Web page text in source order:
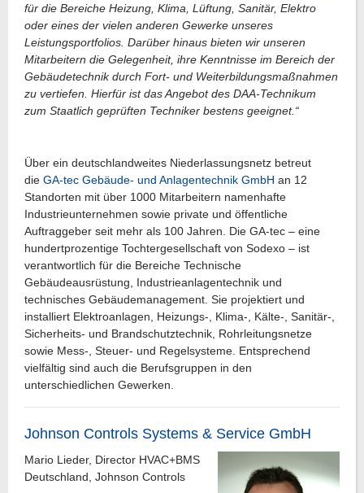
für die Bereiche Heizung, Klima, Lüftung, Sanitär, Elektro
oder eines der vielen anderen Gewerke unseres
Leistungsportfolios. Darüber hinaus bieten wir unseren
Mitarbeitern die Gelegenheit, ihre Kenntnisse im Bereich der
Gebäudetechnik durch Fort- und Weiterbildungsmaßnahmen
zu vertiefen. Hierfür ist das Angebot des DAA-Technikum
zum Staatlich geprüften Techniker bestens geeignet.“
Über ein deutschlandweites Niederlassungsnetz betreut
die GA-tec Gebäude- und Anlagentechnik GmbH an 12
Standorten mit über 1000 Mitarbeitern namenhafte
Industrieunternehmen sowie private und öffentliche
Auftraggeber seit mehr als 100 Jahren. Die GA-tec – eine
hundertprozentige Tochtergesellschaft von Sodexo – ist
verantwortlich für die Bereiche Technische
Gebäudeausrüstung, Industrieanlagentechnik und
technisches Gebäudemanagement. Sie projektiert und
installiert Elektroanlagen, Heizungs-, Klima-, Kälte-, Sanitär-,
Sicherheits- und Brandschutztechnik, Rohrleitungsnetze
sowie Mess-, Steuer- und Regelsysteme. Entsprechend
vielfältig sind auch die Berufsgruppen in den
unterschiedlichen Gewerken.
Johnson Controls Systems & Service GmbH
Mario Lieder, Director HVAC+BMS
Deutschland, Johnson Controls